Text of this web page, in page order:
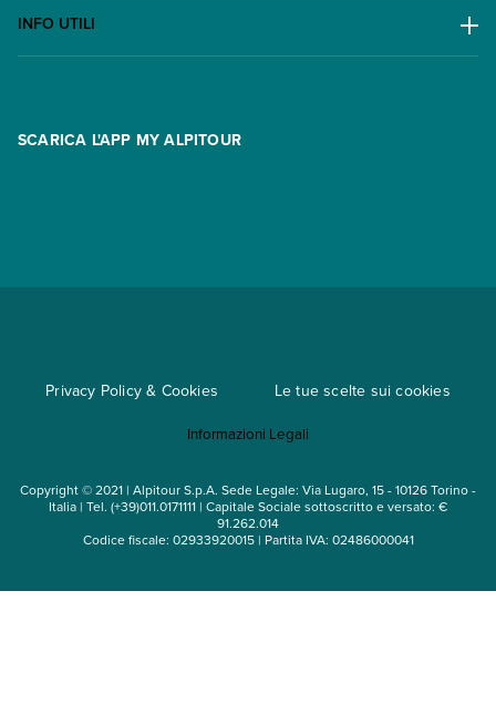
Lavora con noi
Contatti
Assicurazioni
INFO UTILI
FAQ
Condizioni generali di contratto
Mappa del sito
SCARICA L'APP MY ALPITOUR
Privacy Policy & Cookies Le tue scelte sui cookies
Informazioni Legali
Copyright © 2021 | Alpitour S.p.A. Sede Legale: Via Lugaro, 15 - 10126 Torino -
Italia | Tel. (+39)011.0171111 | Capitale Sociale sottoscritto e versato: €
91.262.014
Codice fiscale: 02933920015 | Partita IVA: 02486000041